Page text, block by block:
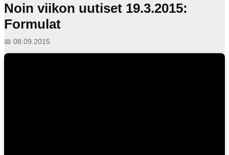
Noin viikon uutiset 19.3.2015:
Formulat
📅 08.09.2015